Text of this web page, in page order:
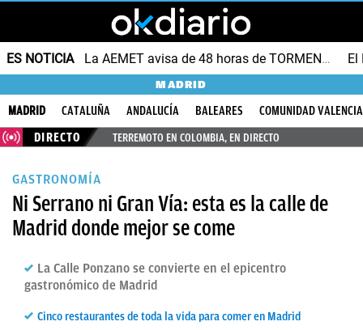
ES NOTICIA La AEMET avisa de 48 horas de TORMENTAS y GRANIZO
MADRID
MADRID CATALUÑA ANDALUCÍA BALEARES
COMUNIDAD
DIRECTO
TERREMOTO EN COLOMBIA, EN DIRECTO
GASTRONOMÍA
Ni Serrano ni Gran Vía: esta es la calle de
Madrid donde mejor se come
La Calle Ponzano se convierte en el epicentro
gastronómico de Madrid
Cinco restaurantes de toda la vida para comer en Madrid